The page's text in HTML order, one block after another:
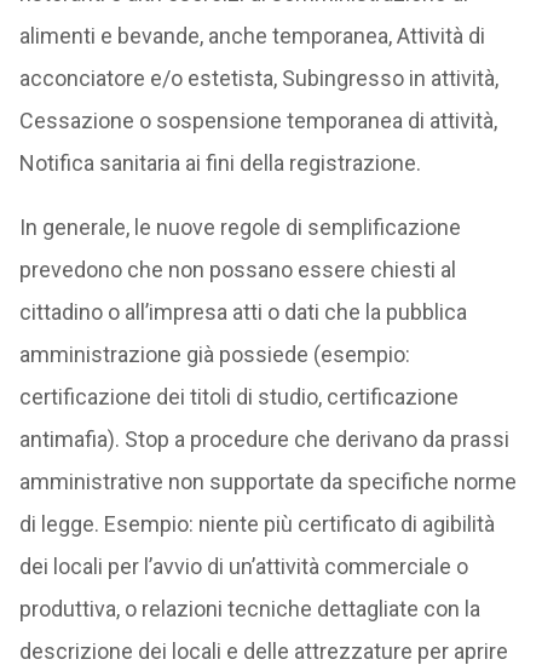
alimenti e bevande, anche temporanea, Attività di
acconciatore e/o estetista, Subingresso in attività,
Cessazione o sospensione temporanea di attività,
Notifica sanitaria ai fini della registrazione.
In generale, le nuove regole di semplificazione
prevedono che non possano essere chiesti al
cittadino o all’impresa atti o dati che la pubblica
amministrazione già possiede (esempio:
certificazione dei titoli di studio, certificazione
antimafia). Stop a procedure che derivano da prassi
amministrative non supportate da specifiche norme
di legge. Esempio: niente più certificato di agibilità
dei locali per l’avvio di un’attività commerciale o
produttiva, o relazioni tecniche dettagliate con la
descrizione dei locali e delle attrezzature per aprire